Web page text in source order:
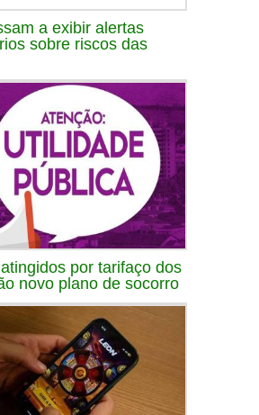
a exibir alertas
sobre riscos das
por tarifaço dos
novo plano de socorro